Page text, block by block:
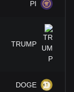
PI
TRUMP
DOGE